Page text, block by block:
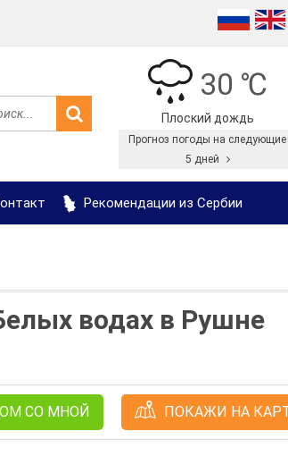
30 ℃
Плоский дождь
Прогноз погоды на следующие
5 дней
Рекомендации из Сербии
водах в Рушне
СО МНОЙ ПОКАЖИ НА